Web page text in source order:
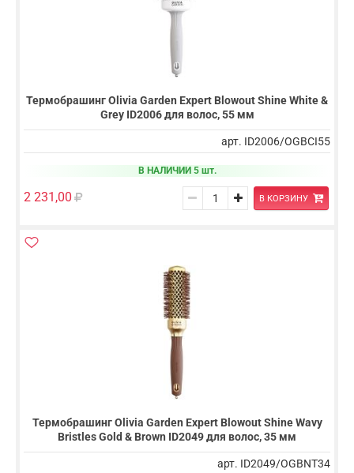
Термобрашинг Olivia Garden Expert Blowout Shine White &
Grey ID2006 для волос, 55 мм
арт. ID2006/OGBCI55
В НАЛИЧИИ 5 шт.
2 231,00 В КОРЗИНУ
Термобрашинг Olivia Garden Expert Blowout Shine Wavy
Bristles Gold & Brown ID2049 для волос, 35 мм
арт. ID2049/OGBNT34